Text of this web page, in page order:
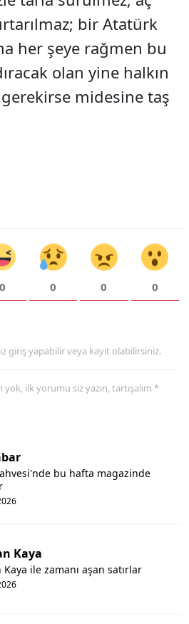
bir Atatürk
her şeye rağmen bu
olan yine halkın
midesine taş
0 0 0 0
giriş yapabilir veya kayıt olabilirsiniz.
ilk yorumu siz yazın, tartışalım *
bu hafta magazinde
Kaya
ile zamanı aşan satırlar